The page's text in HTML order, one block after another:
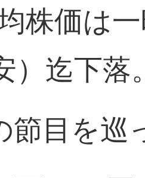
株価は
）迄下落
節目を巡